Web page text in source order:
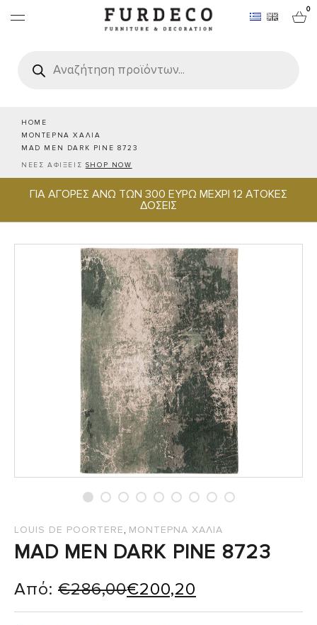
0
search
HOME
ΜΟΝΤΕΡΝΑ ΧΑΛΙΑ
MAD MEN DARK PINE 8723
ΝΕΕΣ ΑΦΙΞΕΙΣ SHOP NOW
ΓΙΑ ΑΓΟΡΕΣ ΑΝΩ ΤΩΝ 300 ΕΥΡΩ ΜΕΧΡΙ 12 ΑΤΟΚΕΣ
ΔΟΣΕΙΣ
ΕΠΙΠΛΑ
ΧΑΛΙΑ
ΕΙΔΗ ΣΕΡΒΙΡΙΣΜΑΤΟΣ & ΦΙΛΟΞΕΝΙΑΣ
PROJECTS
LOUIS DE POORTERE, ΜΟΝΤΕΡΝΑ ΧΑΛΙΑ
MAD MEN DARK PINE 8723
Από: €286,00€200,20